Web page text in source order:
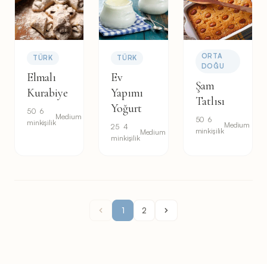
TÜRK
Elmalı
Kurabiye
50
min
6
kişilik
Medium
TÜRK
Ev
Yapımı
Yoğurt
25
min
4
kişilik
Medium
ORTA
DOĞU
Şam
Tatlısı
50
min
6
kişilik
Medium
1 2